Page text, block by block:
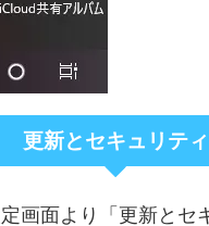
更新とセキュリティ
画面より「更新とセ